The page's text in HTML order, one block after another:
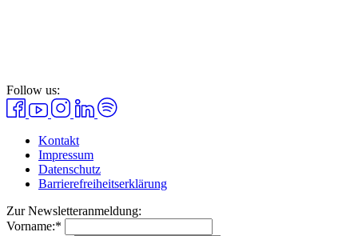
Follow us:
Kontakt
Impressum
Datenschutz
Barrierefreiheitserklärung
Zur Newsletteranmeldung:
Vorname:*